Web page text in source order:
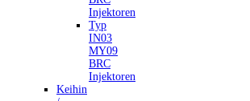
Injektoren
Typ
IN03
MY09
BRC
Injektoren
Keihin